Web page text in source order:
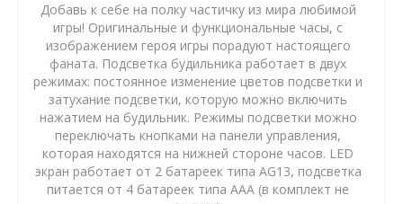
Добавь к себе на полку частичку из мира любимой
игры! Оригинальные и функциональные часы, с
изображением героя игры порадуют настоящего
фаната. Подсветка будильника работает в двух
режимах: постоянное изменение цветов подсветки и
затухание подсветки, которую можно включить
нажатием на будильник. Режимы подсветки можно
переключать кнопками на панели управления,
которая находятся на нижней стороне часов. LED
экран работает от 2 батареек типа AG13, подсветка
питается от 4 батареек типа AAA (в комплект не